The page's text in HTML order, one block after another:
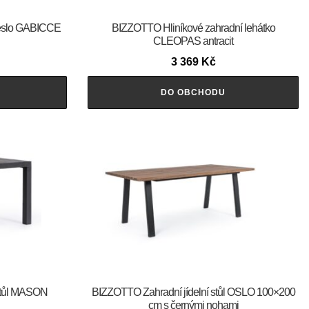
GABICCE
BIZZOTTO Hliníkové zahradní lehátko
CLEOPAS antracit
3 369 Kč
DO OBCHODU
MASON
BIZZOTTO Zahradní jídelní stůl OSLO 100×200
cm s černými nohami